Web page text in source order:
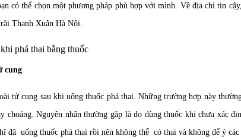
có thể chọn một phương pháp phù hợp với mình. Về địa chỉ tin
Thanh Xuân Hà Nội.
phá thai bằng thuốc
cung
tử cung sau khi uống thuốc phá thai. Những trường hợp này
choáng. Nguyên nhân thường gặp là do dùng thuốc khi chưa xác
đã uống thuốc phá thai rồi nên không thể có thai và không để ý